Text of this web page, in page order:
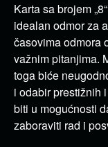
Karta sa brojem
idealan odmor za
časovima odmora
važnim pitanjima.
toga biće
i odabir prestižnih
biti u mogućnosti
zaboraviti rad i